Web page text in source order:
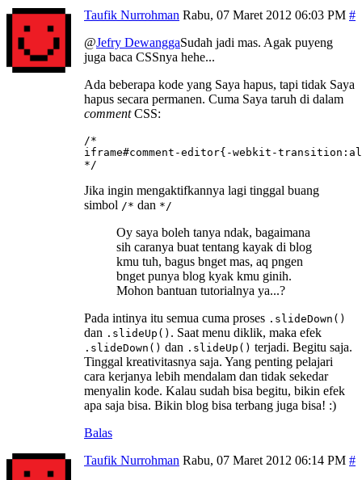
Taufik Nurrohman Rabu, 07 Maret 2012 06:03 PM
@Jefry DewanggaSudah jadi mas. Agak puyeng
juga baca CSSnya hehe...
Ada beberapa kode yang Saya hapus, tapi tidak Saya
hapus secara permanen. Cuma Saya taruh di dalam
commentCSS:
/*
iframe#comment-editor{-webkit-
*/
Jika ingin mengaktifkannya lagi tinggal buang
simbol /* dan */
Oy saya boleh tanya ndak, bagaimana
sih caranya buat tentang kayak di blog
kmu tuh, bagus bnget mas, aq pngen
bnget punya blog kyak kmu ginih.
Mohon bantuan tutorialnya ya...?
Pada intinya itu semua cuma proses .slideDown()
dan .slideUp() . Saat menu diklik, maka efek
.slideDown() dan .slideUp() terjadi. Begitu saja.
Tinggal kreativitasnya saja. Yang penting pelajari
cara kerjanya lebih mendalam dan tidak sekedar
menyalin kode. Kalau sudah bisa begitu, bikin efek
apa saja bisa. Bikin blog bisa terbang juga bisa! :)
Balas
Taufik Nurrohman Rabu, 07 Maret 2012 06:14 PM